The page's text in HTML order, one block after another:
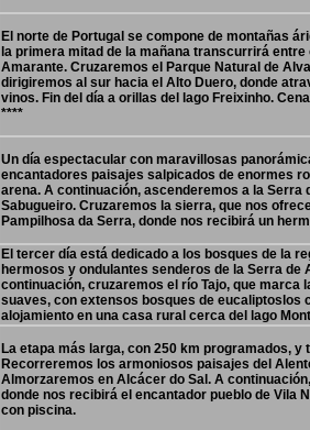
El norte de Portugal se compone de montañas
la primera mitad de la mañana transcurrirá
Amarante. Cruzaremos el Parque Natural de
dirigiremos al sur hacia el Alto Duero, donde
vinos. Fin del día a orillas del lago Freixinho.
****
Un día espectacular con maravillosas
encantadores paisajes salpicados de enormes
arena. A continuación, ascenderemos a la
Sabugueiro. Cruzaremos la sierra, que nos
Pampilhosa da Serra, donde nos recibirá un
El tercer día está dedicado a los bosques de la
hermosos y ondulantes senderos de la Serra
continuación, cruzaremos el río Tajo, que marca
suaves, con extensos bosques de
alojamiento en una casa rural cerca del lago
La etapa más larga, con 250 km programados,
Recorreremos los armoniosos paisajes del
Almorzaremos en Alcácer do Sal. A
donde nos recibirá el encantador pueblo de Vila
con piscina.